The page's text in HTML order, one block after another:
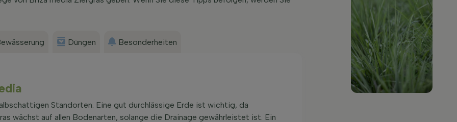
Düngen Besonderheiten
Standorten. Eine gut durchlässige Erde ist wichtig, da
wächst auf allen Bodenarten, solange die Drainage gewährleistet ist. Ein